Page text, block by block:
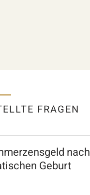
FRAGEN
nach
Geburt